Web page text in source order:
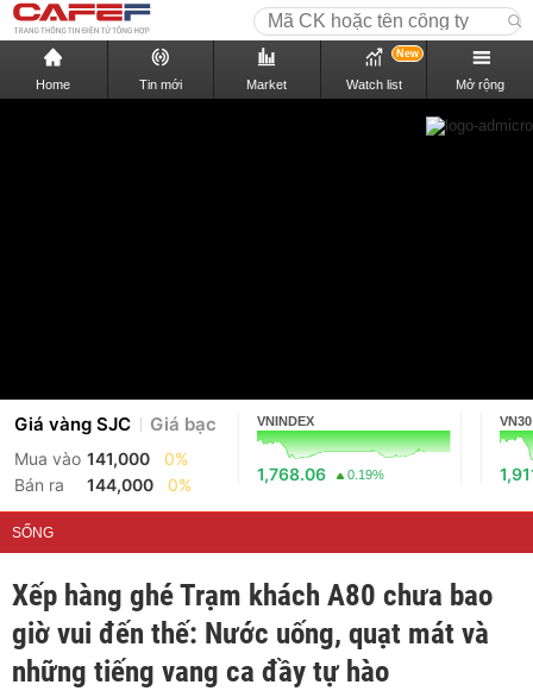
Home Tin mới Market Watch list
New
Mở rộng
Giá vàng SJC Giá bạc
Mua vào 141,000
0%
Bán ra
144,000 0%
VNINDEX
1,768.06 0.19%
VN30
SỐNG
Xếp hàng ghé Trạm khách A80 chưa bao
giờ vui đến thế: Nước uống, quạt mát và
những tiếng vang ca đầy tự hào